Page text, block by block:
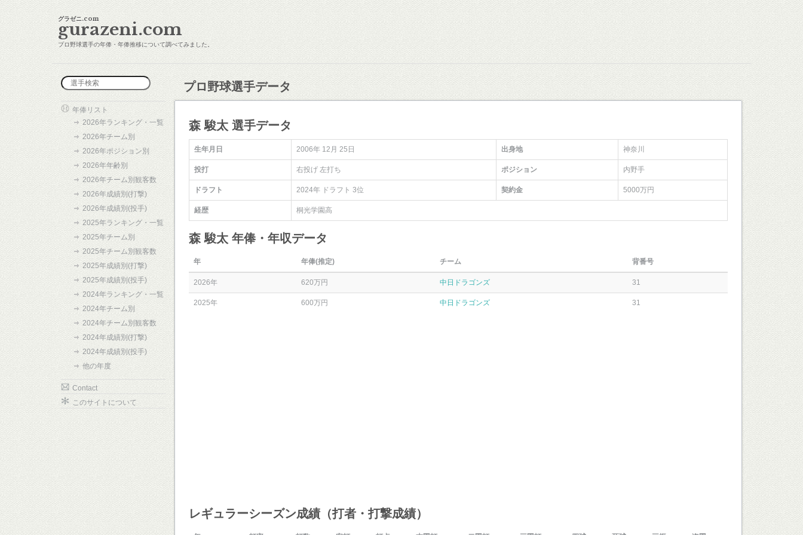
グラゼニ.com
gurazeni.com
プロ野球選手の年俸・年俸推移について調べてみました。
年俸リスト
2026年ランキング・一覧
2026年チーム別
2026年ポジション別
2026年年齢別
2026年チーム別観客数
2026年成績別(打撃)
2026年成績別(投手)
2025年ランキング・一覧
2025年チーム別
2025年チーム別観客数
2025年成績別(打撃)
2025年成績別(投手)
2024年ランキング・一覧
2024年チーム別
2024年チーム別観客数
2024年成績別(打撃)
2024年成績別(投手)
他の年度
Contact
このサイトについて
プロ野球選手データ
森 駿太 選手データ
生年月日 2006年 12月 25日 出身地 神奈川
投打 右投げ 左打ち ポジション 内野手
ドラフト 2024年 ドラフト 3位 契約金 5000万円
経歴 桐光学園高
森 駿太 年俸・年収データ
年 年俸(推定) チーム 背番号
2026年 620万円 中日ドラゴンズ 31
2025年 600万円 中日ドラゴンズ 31
レギュラーシーズン成績（打者・打撃成績）